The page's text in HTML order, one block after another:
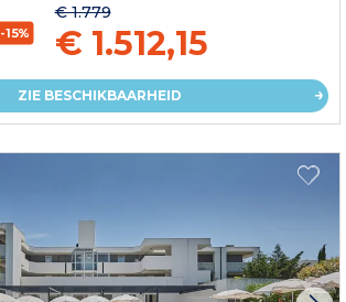
-15%
€ 1.779
€ 1.512,15
ZIE BESCHIKBAARHEID